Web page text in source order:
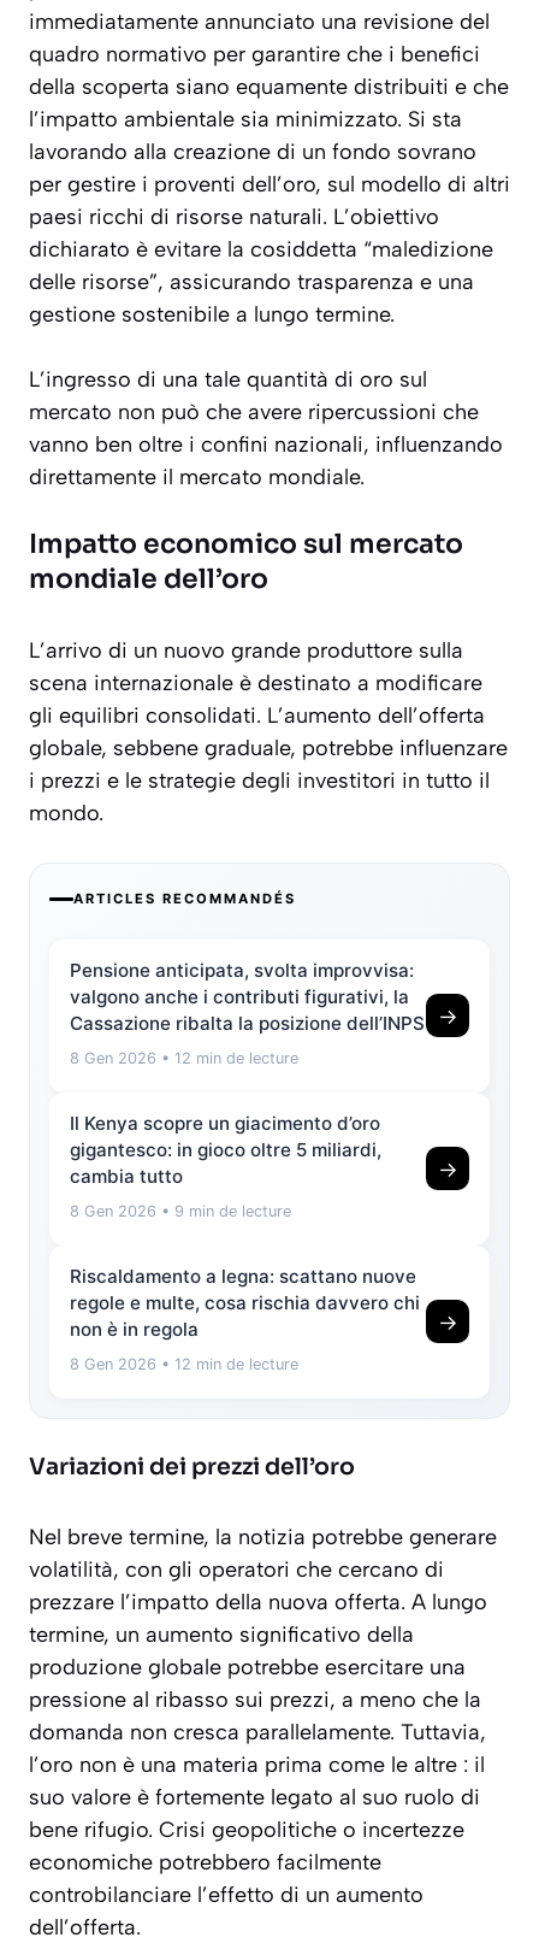
immediatamente annunciato una revisione del
quadro normativo per garantire che i benefici
della scoperta siano equamente distribuiti e che
l’impatto ambientale sia minimizzato. Si sta
lavorando alla creazione di un fondo sovrano
per gestire i proventi dell’oro, sul modello di altri
paesi ricchi di risorse naturali. L’obiettivo
dichiarato è evitare la cosiddetta “maledizione
delle risorse”, assicurando trasparenza e una
gestione sostenibile a lungo termine.
L’ingresso di una tale quantità di oro sul
mercato non può che avere ripercussioni che
vanno ben oltre i confini nazionali, influenzando
direttamente il mercato mondiale.
Impatto economico sul mercato
mondiale dell’oro
L’arrivo di un nuovo grande produttore sulla
scena internazionale è destinato a modificare
gli equilibri consolidati. L’aumento dell’offerta
globale, sebbene graduale, potrebbe influenzare
i prezzi e le strategie degli investitori in tutto il
mondo.
ARTICLES RECOMMANDÉS
Pensione anticipata, svolta improvvisa:
valgono anche i contributi figurativi, la
Cassazione ribalta la posizione dell’INPS
8 Gen 2026 • 12 min de lecture
→
Il Kenya scopre un giacimento d’oro
gigantesco: in gioco oltre 5 miliardi,
cambia tutto
8 Gen 2026 • 9 min de lecture
→
Riscaldamento a legna: scattano nuove
regole e multe, cosa rischia davvero chi
non è in regola
8 Gen 2026 • 12 min de lecture
→
Variazioni dei prezzi dell’oro
Nel breve termine, la notizia potrebbe generare
volatilità, con gli operatori che cercano di
prezzare l’impatto della nuova offerta. A lungo
termine, un aumento significativo della
produzione globale potrebbe esercitare una
pressione al ribasso sui prezzi, a meno che la
domanda non cresca parallelamente. Tuttavia,
l’oro non è una materia prima come le altre : il
suo valore è fortemente legato al suo ruolo di
bene rifugio. Crisi geopolitiche o incertezze
economiche potrebbero facilmente
controbilanciare l’effetto di un aumento
dell’offerta.